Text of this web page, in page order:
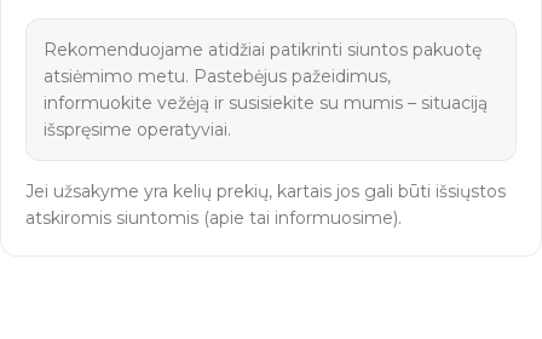
Rekomenduojame atidžiai patikrinti siuntos pakuotę
atsiėmimo metu. Pastebėjus pažeidimus,
informuokite vežėją ir susisiekite su mumis – situaciją
išspręsime operatyviai.
Jei užsakyme yra kelių prekių, kartais jos gali būti išsiųstos
atskiromis siuntomis (apie tai informuosime).